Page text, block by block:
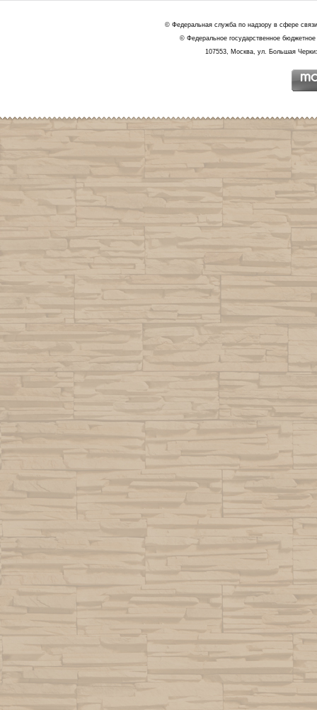
© Федеральная служба по надзору в сфере
© Федеральное государственное
107553, Москва, ул. Большая